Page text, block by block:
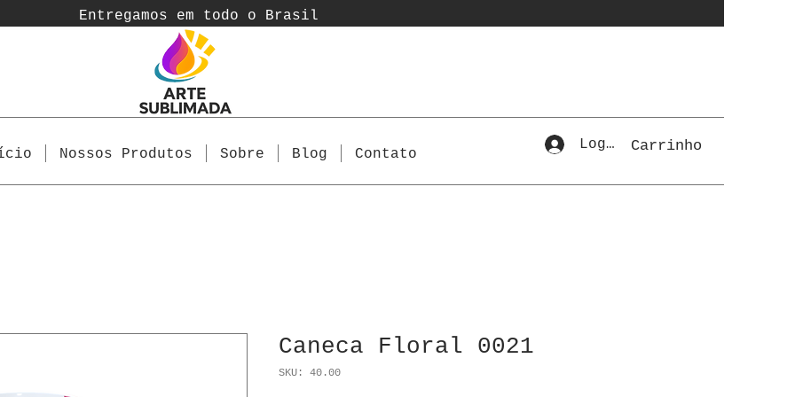
Entregamos em todo o Brasil
Nossos Produtos Sobre Blog Contato
Login Carrinho
Caneca Floral 0021
SKU: 40.00